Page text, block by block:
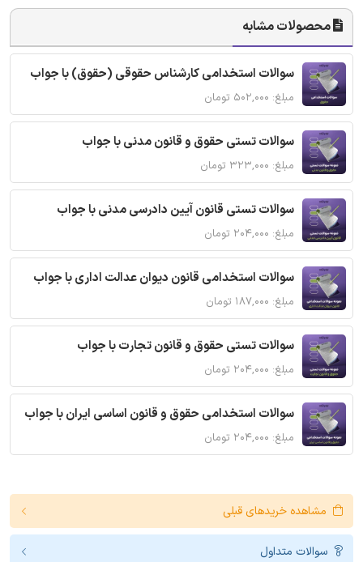
محصولات مشابه
سوالات استخدامی کارشناس حقوقی (حقوق) با جواب
مبلغ: ۵۰۲,۰۰۰ تومان
سوالات تستی حقوق و قانون مدنی با جواب
مبلغ: ۳۲۳,۰۰۰ تومان
سوالات تستی قانون آیین دادرسی مدنی با جواب
مبلغ: ۲۰۴,۰۰۰ تومان
سوالات استخدامی قانون دیوان عدالت اداری با جواب
مبلغ: ۱۸۷,۰۰۰ تومان
سوالات تستی حقوق و قانون تجارت با جواب
مبلغ: ۲۰۴,۰۰۰ تومان
سوالات استخدامی حقوق و قانون اساسی ایران با جواب
مبلغ: ۲۰۴,۰۰۰ تومان
مشاهده خریدهای قبلی
سوالات متداول